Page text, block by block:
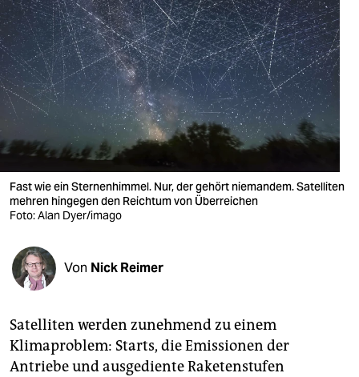
nord
wahrheit
verlag
verlag
veranstaltungen
shop
fragen & hilfe
unterstützen
abo
epaper login
Fast wie ein Sternenhimmel. Nur, der gehört niemandem. Satelliten
mehren hingegen den Reichtum von Überreichen
Foto: Alan Dyer/imago
Von Nick Reimer
Satelliten werden zunehmend zu einem
Klimaproblem: Starts, die Emissionen der
Antriebe und ausgediente Raketenstufen